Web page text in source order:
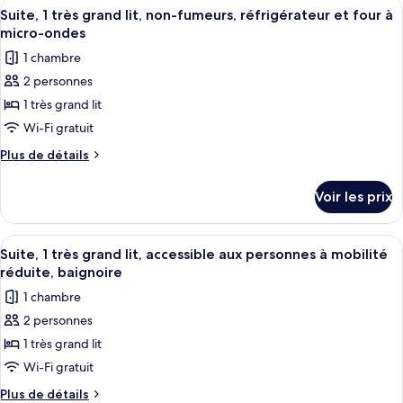
lits,
non-
fumeurs,
réfrigérateur
et
four
micro-
de
chambre
2
grands
non-
fumeurs,
et
ondes
Afficher
toutes
les
photos
pour
ce
type
de
1
très
grand
lit,
non-
fumeurs,
réfrigérateur
et
four
à
4
Suite, 1 très grand lit, non-fumeurs, réfrigérateur et four à
micro-ondes
1 chambre
2 personnes
1 très grand lit
Wi-Fi gratuit
Plus de détails
Plus
le
type
de
chambre
très
grand
lit,
non-
réfrigérateur
Voir les prix
Afficher
toutes
les
photos
pour
ce
type
de
Une chambre d’hôtel avec un
4
Suite, 1 très grand lit, accessible aux personnes à mobilité
réduite, baignoire
1 chambre
2 personnes
1 très grand lit
Wi-Fi gratuit
Plus de détails
Plus